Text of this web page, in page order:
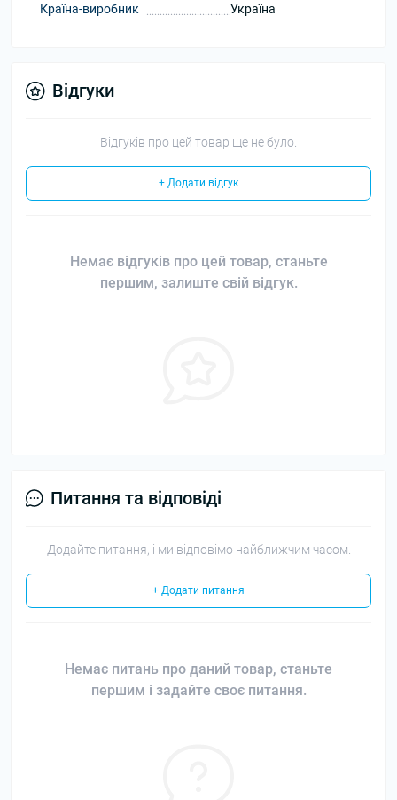
Країна-виробник Україна
Відгуки
Відгуків про цей товар ще не було.
+ Додати відгук
Немає відгуків про цей товар, станьте
першим, залиште свій відгук.
Питання та відповіді
Додайте питання, і ми відповімо найближчим часом.
+ Додати питання
Немає питань про даний товар, станьте
першим і задайте своє питання.